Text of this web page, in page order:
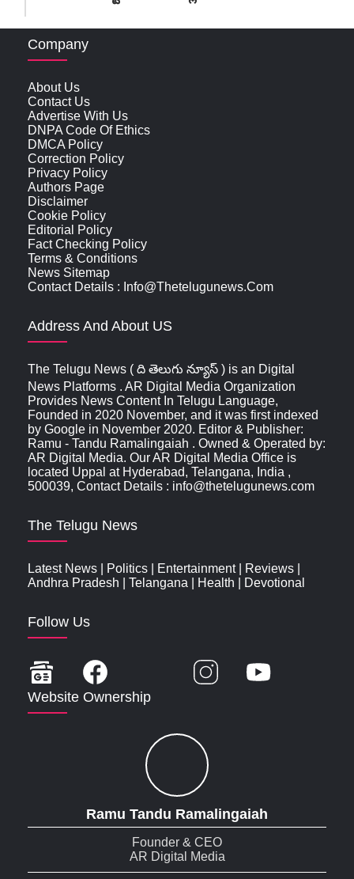
Company
About Us
Contact Us
Advertise With Us
DNPA Code Of Ethics
DMCA Policy
Correction Policy
Privacy Policy
Authors Page
Disclaimer
Cookie Policy
Editorial Policy
Fact Checking Policy
Terms & Conditions
News Sitemap
Contact Details : Info@thetelugunews.com
Address And About US
The Telugu News ( ది తెలుగు న్యూస్‌ ) is an Digital
News Platforms . AR Digital Media Organization
Provides News Content In Telugu Language,
Founded in 2020 November, and it was first indexed
by Google in November 2020. Editor & Publisher:
Ramu - Tandu Ramalingaiah . Owned & Operated by:
AR Digital Media. Our AR Digital Media Office is
located Uppal at Hyderabad, Telangana, India ,
500039, Contact Details : info@thetelugunews.com
The Telugu News
Latest News Politics Entertainment| Reviews
Andhra Pradesh
Telangana Health Devotional
Follow Us
Website Ownership
Ramu Tandu Ramalingaiah
Founder & CEO
AR Digital Media